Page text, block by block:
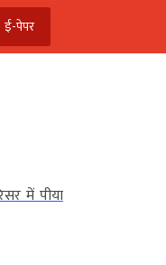
ई-पेपर
में पीया